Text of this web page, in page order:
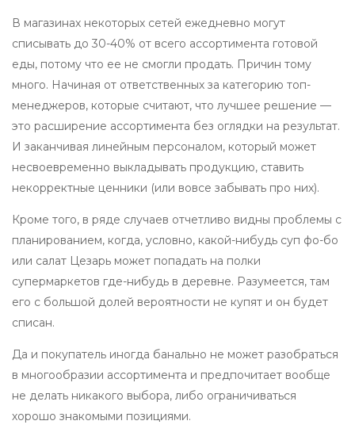
В магазинах некоторых сетей ежедневно могут
списывать до 30-40% от всего ассортимента готовой
еды, потому что ее не смогли продать. Причин тому
много. Начиная от ответственных за категорию топ-
менеджеров, которые считают, что лучшее решение —
это расширение ассортимента без оглядки на результат.
И заканчивая линейным персоналом, который может
несвоевременно выкладывать продукцию, ставить
некорректные ценники (или вовсе забывать про них).
Кроме того, в ряде случаев отчетливо видны проблемы с
планированием, когда, условно, какой-нибудь суп фо-бо
или салат Цезарь может попадать на полки
супермаркетов где-нибудь в деревне. Разумеется, там
его с большой долей вероятности не купят и он будет
списан.
Да и покупатель иногда банально не может разобраться
в многообразии ассортимента и предпочитает вообще
не делать никакого выбора, либо ограничиваться
хорошо знакомыми позициями.